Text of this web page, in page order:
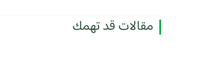
مقالات قد تهمك